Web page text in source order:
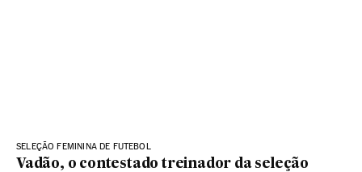
SELEÇÃO FEMININA DE FUTEBOL
Vadão, o contestado treinador da seleção